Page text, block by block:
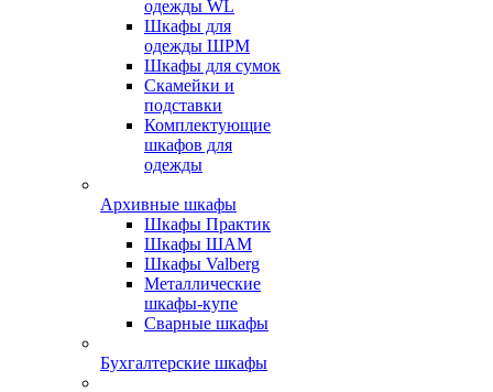
одежды WL
Шкафы для
одежды ШРМ
Шкафы для сумок
Скамейки и
подставки
Комплектующие
шкафов для
одежды
Архивные шкафы
Шкафы Практик
Шкафы ШАМ
Шкафы Valberg
Металлические
шкафы-купе
Сварные шкафы
Бухгалтерские шкафы